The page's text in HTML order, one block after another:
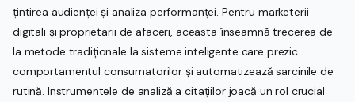
țintirea audienței și analiza performanței. Pentru marketerii
digitali și proprietarii de afaceri, aceasta înseamnă trecerea de
la metode tradiționale la sisteme inteligente care prezic
comportamentul consumatorilor și automatizează sarcinile de
rutină. Instrumentele de analiză a citațiilor joacă un rol crucial